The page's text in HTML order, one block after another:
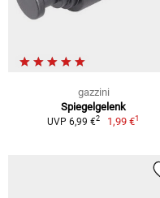
gazzini
Spiegelgelenk
UVP 6,99 €2 1,99 €1